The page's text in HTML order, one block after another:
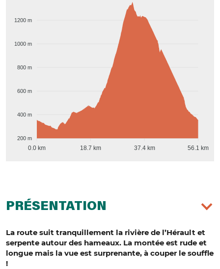
1200 m
1000 m
800 m
600 m
400 m
200 m
0.0 km 18.7 km 37.4 km 56.1 km
PRÉSENTATION
La route suit tranquillement la rivière de l’Hérault et
serpente autour des hameaux. La montée est rude et
longue mais la vue est surprenante, à couper le souffle
!